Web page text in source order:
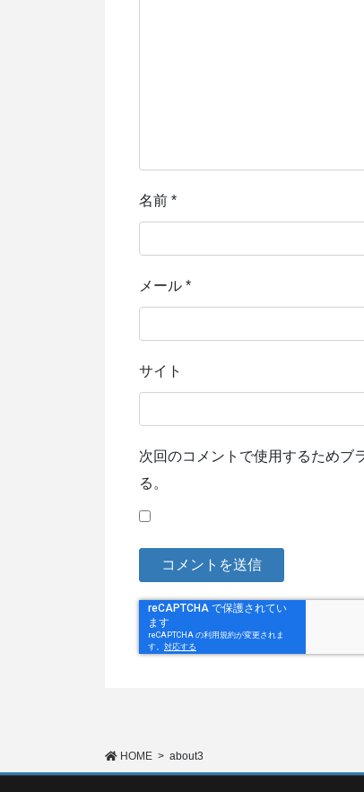
名前*
メール*
サイト
次回のコメントで使用するためブ
る。
HOME about3